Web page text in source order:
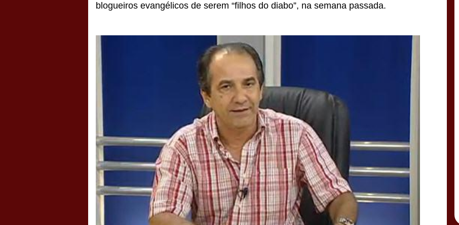
blogueiros evangélicos de serem “filhos do diabo”, na semana passada.